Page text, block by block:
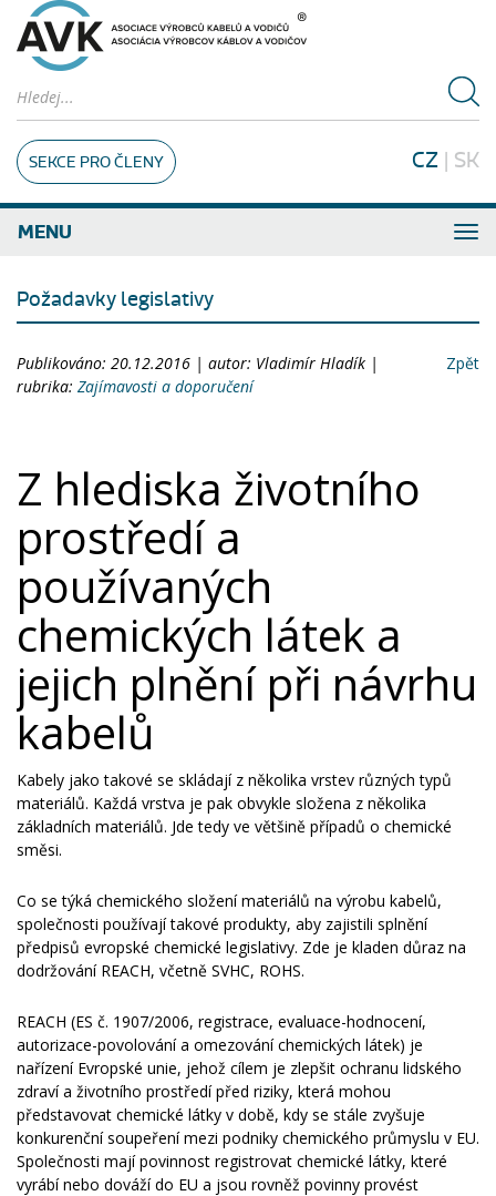
SEKCE PRO ČLENY CZ | SK
MENU
Požadavky legislativy
Publikováno: 20.12.2016 | autor: Vladimír Hladík |
rubrika: Zajímavosti a doporučení
Zpět
Z hlediska životního
prostředí a
používaných
chemických látek a
jejich plnění při návrhu
kabelů
Kabely jako takové se skládají z několika vrstev různých typů
materiálů. Každá vrstva je pak obvykle složena z několika
základních materiálů. Jde tedy ve většině případů o chemické
směsi.
Co se týká chemického složení materiálů na výrobu kabelů,
společnosti používají takové produkty, aby zajistili splnění
předpisů evropské chemické legislativy. Zde je kladen důraz na
dodržování REACH, včetně SVHC, ROHS.
REACH (ES č. 1907/2006, registrace, evaluace-hodnocení,
autorizace-povolování a omezování chemických látek) je
nařízení Evropské unie, jehož cílem je zlepšit ochranu lidského
zdraví a životního prostředí před riziky, která mohou
představovat chemické látky v době, kdy se stále zvyšuje
konkurenční soupeření mezi podniky chemického průmyslu v EU.
Společnosti mají povinnost registrovat chemické látky, které
vyrábí nebo dováží do EU a jsou rovněž povinny provést